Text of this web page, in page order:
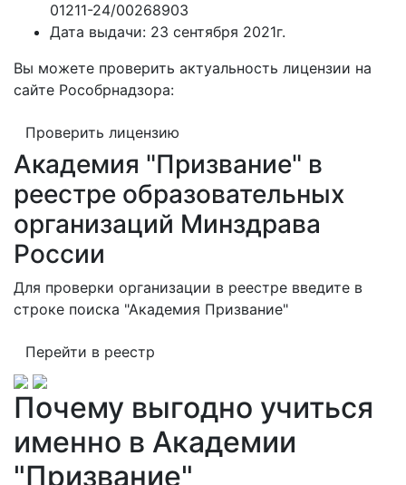
01211-24/00268903
Дата выдачи: 23 сентября 2021г.
Вы можете проверить актуальность лицензии на
сайте Рособрнадзора:
Проверить лицензию
Академия "Призвание" в
реестре образовательных
организаций Минздрава
России
Для проверки организации в реестре введите в
строке поиска "Академия Призвание"
Перейти в реестр
Почему выгодно учиться
именно в Академии
"Призвание"